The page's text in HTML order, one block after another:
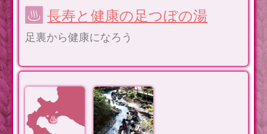
長寿と健康の足つぼの湯
足裏から健康になろう